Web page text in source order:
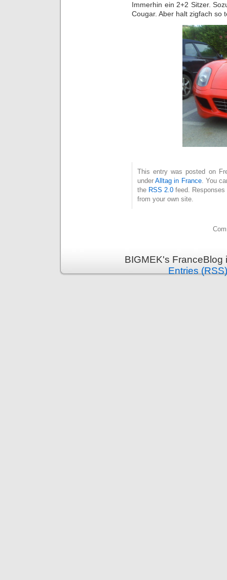
Immerhin ein 2+2 Sitzer.
Cougar. Aber halt zigfach so
This entry was posted on
underAlltag in France. You
the RSS 2.0 feed.
from your own site.
BIGMEK's
Entries (RSS)